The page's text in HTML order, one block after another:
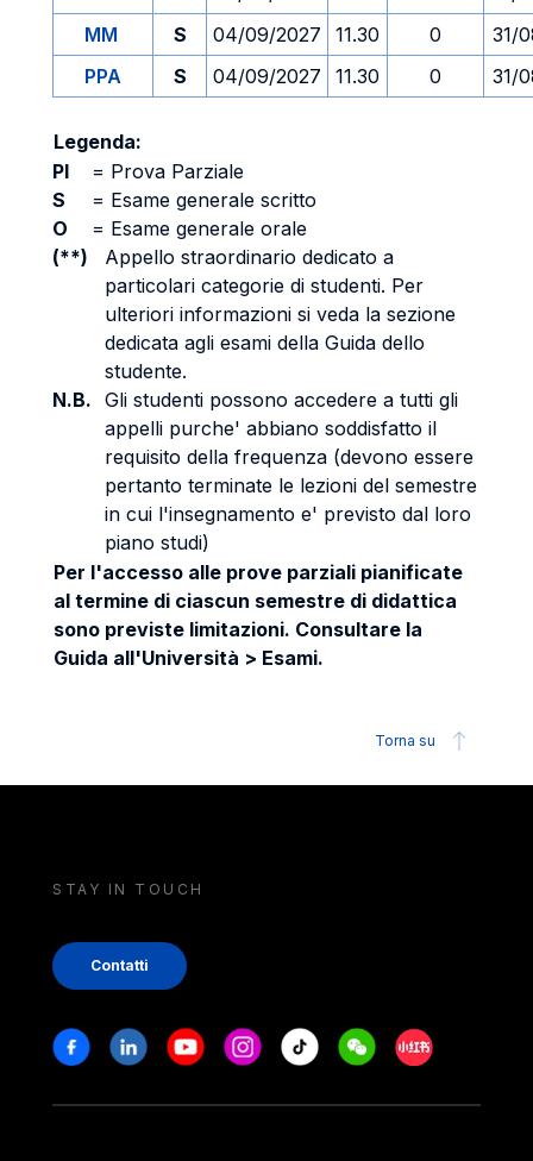
MM
S 04/09/2027 11.30 0
31/
PPA
S 04/09/2027 11.30 0 31/
Legenda:
PI
= Prova Parziale
S
= Esame generale scritto
O
= Esame generale orale
(**)
Appello straordinario dedicato a
particolari categorie di studenti. Per
ulteriori informazioni si veda la sezione
dedicata agli esami della Guida dello
studente.
N.B. Gli studenti possono accedere a tutti gli
appelli purche' abbiano soddisfatto il
requisito della frequenza (devono essere
pertanto terminate le lezioni del semestre
in cui l'insegnamento e' previsto dal loro
piano studi)
Per l'accesso alle prove parziali pianificate
al termine di ciascun semestre di didattica
sono previste limitazioni. Consultare la
Guida all'Università > Esami.
Torna su
STAY IN TOUCH
Contatti
Stay in touch
FacebookLinkedinYoutubeInstagram
Tiktok WeechatXiaohongshu/